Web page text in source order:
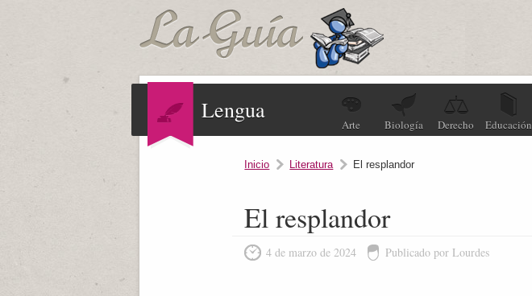
Lengua
Arte Biología Derecho Educación
Inicio Literatura El resplandor
El resplandor
4 de marzo de 2024 Publicado por Lourdes